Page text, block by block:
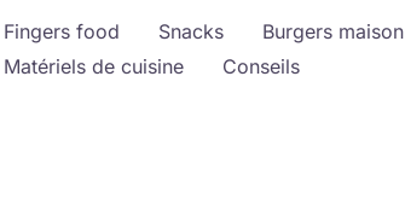
Fingers food Snacks Burgers maison
Matériels de cuisine
Conseils